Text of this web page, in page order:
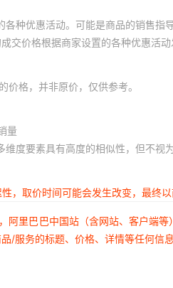
种优惠活动。可能是商品的销售指
价格根据商家设置的各种优惠活动
格，并非原价，仅供参考。
量
度要素具有高度的相似性，但不视
取价时间可能会发生改变，最终
里巴巴中国站（含网站、客户
/服务的标题、价格、详情等任何